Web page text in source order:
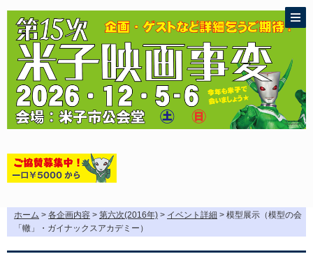
ホーム > 各企画内容 > 第六次(2016年) > イベント詳細 > 模型展示（模型の会
「轍」・ガイナックスアカデミー）